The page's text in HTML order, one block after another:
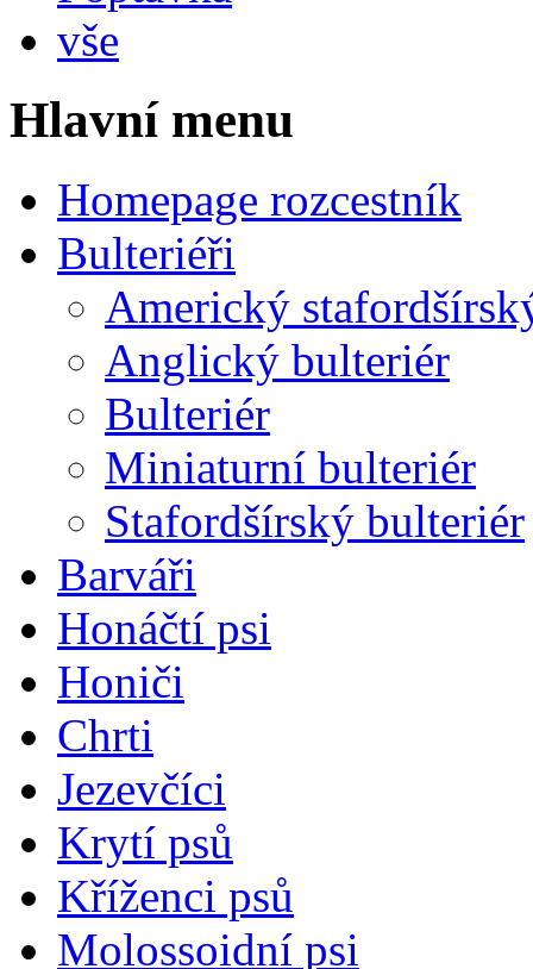
vše
Hlavní menu
Homepage rozcestník
Bulteriéři
Americký
Anglický bulteriér
Bulteriér
Miniaturní bulteriér
Stafordšírský bulteriér
Barváři
Honáčtí psi
Honiči
Chrti
Jezevčíci
Krytí psů
Kříženci psů
Molossoidní psi